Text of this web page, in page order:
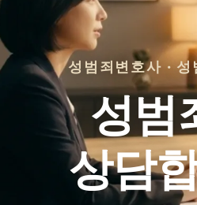
성범죄변호사 ·
성범
상담
성폭법위반(공중밀집장소에서
무엇이 어려웠나
1심 유죄가 선고된 사건 — 같은 기
열어야 하는 과제였습니다.
어떻게 접근했나
사실관계·증거관계를 전면 재분
변론으로 무죄 사유를 제시했습니
내 사건에 주는 시사점
같은 기록이라도 읽는 방식에 따라